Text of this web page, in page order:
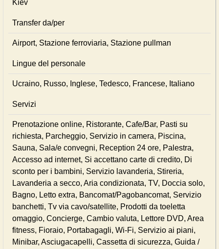
Kiev
Transfer da/per
Airport, Stazione ferroviaria, Stazione pullman
Lingue del personale
Ucraino, Russo, Inglese, Tedesco, Francese, Italiano
Servizi
Prenotazione online, Ristorante, Cafe/Bar, Pasti su
richiesta, Parcheggio, Servizio in camera, Piscina,
Sauna, Sala/e convegni, Reception 24 ore, Palestra,
Accesso ad internet, Si accettano carte di credito, Di
sconto per i bambini, Servizio lavanderia, Stireria,
Lavanderia a secco, Aria condizionata, TV, Doccia solo,
Bagno, Letto extra, Bancomat/Pagobancomat, Servizio
banchetti, Tv via cavo/satellite, Prodotti da toeletta
omaggio, Concierge, Cambio valuta, Lettore DVD, Area
fitness, Fioraio, Portabagagli, Wi-Fi, Servizio ai piani,
Minibar, Asciugacapelli, Cassetta di sicurezza, Guida /